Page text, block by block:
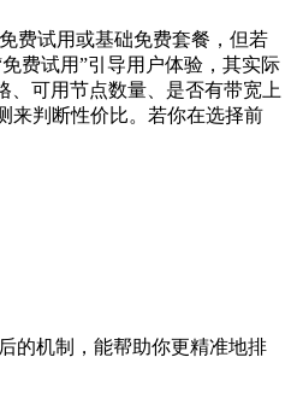
费试用或基础免费套餐，但若
费试用”引导用户体验，其实际
、可用节点数量、是否有带宽上
来判断性价比。若你在选择前
的机制，能帮助你更精准地排